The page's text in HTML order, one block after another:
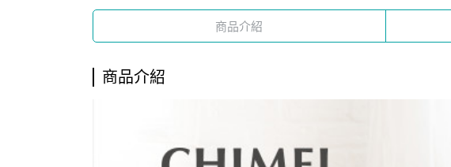
商品介紹
商品介紹